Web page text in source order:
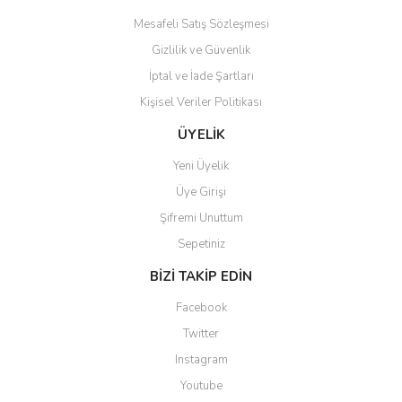
Gönder
Mesafeli Satış Sözleşmesi
Gizlilik ve Güvenlik
İptal ve İade Şartları
Kişisel Veriler Politikası
ÜYELİK
Yeni Üyelik
Üye Girişi
Şifremi Unuttum
Sepetiniz
BİZİ TAKİP EDİN
Facebook
Twitter
Instagram
Youtube